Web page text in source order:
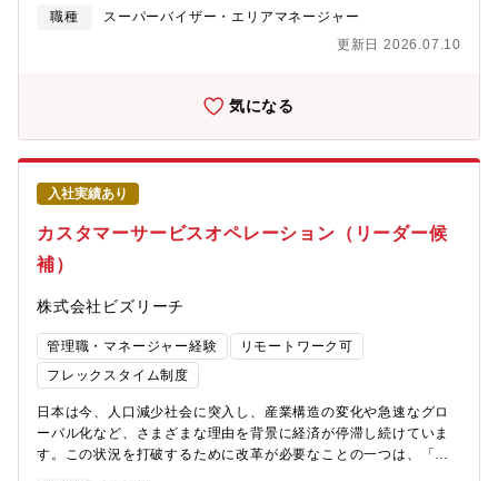
だきます。業務状況に応じて難度が高い顧客を担当しながら、チ
ームリーダーとして管理職の補佐を行っていただきます。成長に
取り巻く状況も大きく変化しています。このような背景から、私
観」の変革が必要とされています。 このような背景から、即戦力
「ビズリーチ」は「雇用の流動化」という側面から支援すること
で「ビジネスパーソンのキャリアの可能性と選択肢を最大化」を
目指しています。今回はそんな想いに賛同し、一緒に事業を創っ
てくれるメンバーを募集中です。【配属部門】ビズリーチ事業部
カスタマーサービス＆ソリューション部 カスタマーエンゲージメ
ントグループ【職務内容】転職サイト「ビズリーチ」のカスタマ
ーサービス&ソリューション部門において、顧客対応の品質・生産
性を高める仕組みを設計・推進するポジションです。メール・電
話対応の実務を起点としながら、VOC分析や業務改善施策の企
経験に応じて、下記業務をお任せいたします。●顧客対応（実
務）・個人会員からの問い合わせに対して、メール／電話による
サポートを提供 －メール対応（一次対応／二次対応） －電話
対応（一次対応／二次対応）・問い合わせに関連した社内折衝、
他事業部門との連携●オペレーション改善・品質管理・SLA・KPI
のモニタリングと改善提案・オペレーションフローの分析と改善
施策の企画・実装また、ご経験やご意向に応じて、ゆくゆくは下
記のような業務にも携わっていただく可能性があります。・
職種
スーパーバイザー・エリアマネージャー
更新日 2026.07.10
気になる
入社実績あり
カスタマーサービスオペレーション（リーダー候
補）
株式会社ビズリーチ
管理職・マネージャー経験
リモートワーク可
フレックスタイム制度
日本は今、人口減少社会に突入し、産業構造の変化や急速なグロ
ーバル化など、さまざまな理由を背景に経済が停滞し続けていま
す。この状況を打破するために改革が必要なことの一つは、「働